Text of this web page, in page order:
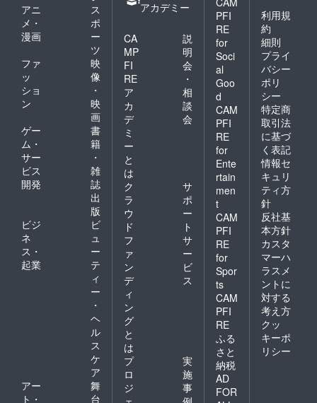
アニ
メ・
漫画
ス
ポ
ー
ツ
ファ
ッ
ショ
ン
映
像
・
映
画
ゲー
ム・
サー
ビス
開発
書
籍
・
雑
誌
出
版
ビジ
ネ
ス・
起業
ビ
ュ
ー
テ
ィ
ー
・
ヘ
ル
ス
ケ
ア
アー
ト・
舞
台
アカデミー
CA
MP
FI
RE
ア
カ
デ
ミ
ー
と
は
説
明
会
・
相
談
会
ク
ラ
ウ
ド
フ
ァ
ン
デ
ィ
ン
グ
と
は
サ
ポ
ー
ト
サ
ー
ビ
ス
プ
ロ
ジ
実
施
事
PFI
RE
for
Soci
al
Goo
d
CAM
PFI
RE
for
Ente
rtain
men
t
CAM
PFI
RE
for
Spor
ts
CAM
PFI
RE
ふる
さと
納税
AD
FOR
利用規
約
細則
プライ
バシー
ポリ
シー
特定商
取引法
に基づ
く表記
情報セ
キュリ
ティ方
針
反社基
本方針
カスタ
マーハ
ラスメ
ントに
対する
考え方
クッ
キーポ
リシー